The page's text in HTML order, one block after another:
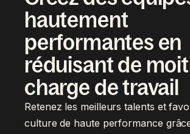
hautement
performantes en
réduisant de
charge de travail
Retenez les meilleurs talents et
culture de haute performance